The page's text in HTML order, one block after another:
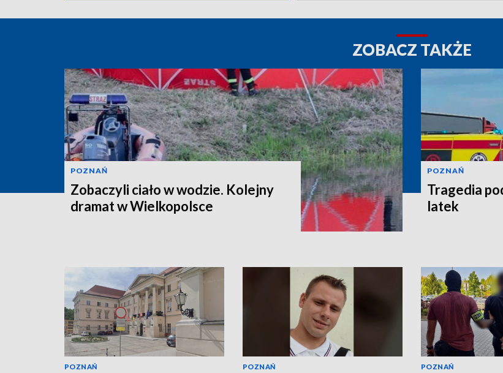
ZOBACZ TAKŻE
POZNAŃ
Zobaczyli ciało w wodzie. Kolejny
dramat w Wielkopolsce
POZNAŃ
Tragedia
latek
POZNAŃ POZNAŃ POZNAŃ